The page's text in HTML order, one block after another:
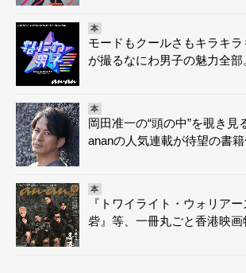
本
モードもクールさもキラキ
が撮るなにわ男子の魅力全部
本
岡田准一の“頭の中”を覗き見
ananの人気連載が待望の書
本
『トワイライト・ウォリア
砦』等、一冊丸ごと香港映画